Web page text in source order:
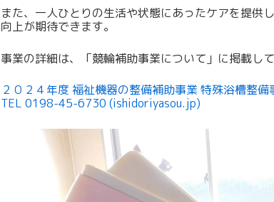
また、一人ひとりの生活や状態にあったケアを提供
向上が期待できます。
事業の詳細は、「競輪補助事業について」に掲載して
２０２４年度 福祉機器の整備補助事業 特殊浴槽整
TEL 0198-45-6730 (ishidoriyasou.jp)